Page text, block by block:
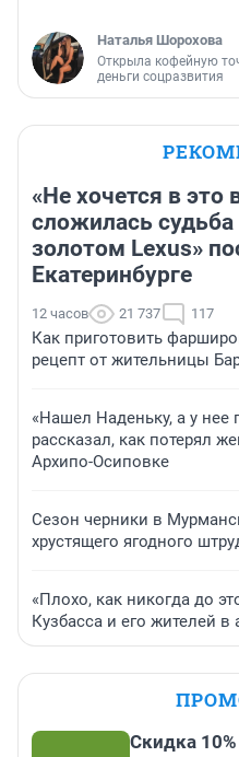
Наталья Шорохова
Открыла кофейную
деньги соцразвития
«Не хочется в это
сложилась судьба
золотом Lexus»
Екатеринбурге
12 часов 21 737 117
Как приготовить
рецепт от жительницы
«Нашел Наденьку, а у нее
рассказал, как потерял
Архипо-Осиповке
Сезон черники в
хрустящего ягодного
«Плохо, как никогда до
Кузбасса и его жителей в
Скидка